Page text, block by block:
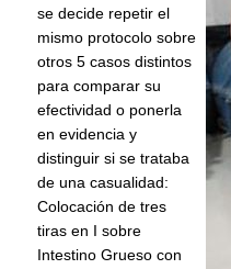
se decide repetir el
mismo protocolo sobre
otros 5 casos distintos
para comparar su
efectividad o ponerla
en evidencia y
distinguir si se trataba
de una casualidad:
Colocación de tres
tiras en I sobre
Intestino Grueso con